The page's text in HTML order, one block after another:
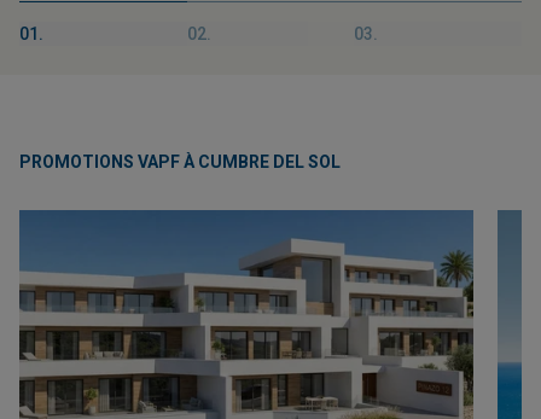
01. 02. 03.
PROMOTIONS VAPF À CUMBRE DEL SOL